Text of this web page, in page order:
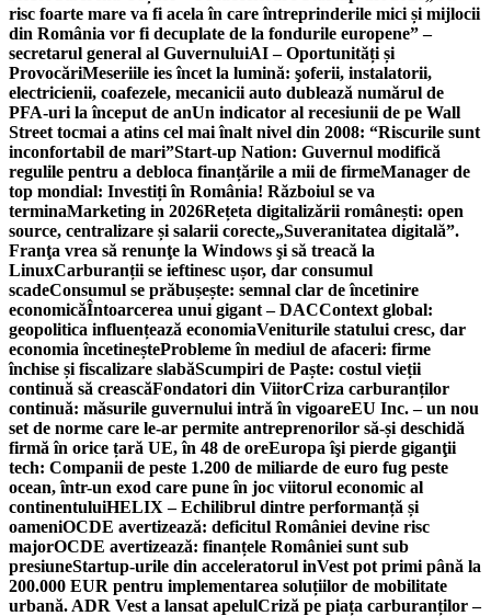
risc foarte mare va fi acela în care întreprinderile mici și mijlocii
din România vor fi decuplate de la fondurile europene” –
secretarul general al GuvernuluiAI – Oportunități și
ProvocăriMeseriile ies încet la lumină: şoferii, instalatorii,
electricienii, coafezele, mecanicii auto dublează numărul de
PFA-uri la început de anUn indicator al recesiunii de pe Wall
Street tocmai a atins cel mai înalt nivel din 2008: “Riscurile sunt
inconfortabil de mari”Start-up Nation: Guvernul modifică
regulile pentru a debloca finanțările a mii de firmeManager de
top mondial: Investiți în România! Războiul se va
terminaMarketing in 2026Rețeta digitalizării românești: open
source, centralizare și salarii corecte„Suveranitatea digitală”.
Franţa vrea să renunţe la Windows şi să treacă la
LinuxCarburanții se ieftinesc ușor, dar consumul
scadeConsumul se prăbușește: semnal clar de încetinire
economicăÎntoarcerea unui gigant – DACContext global:
geopolitica influențează economiaVeniturile statului cresc, dar
economia încetineșteProbleme în mediul de afaceri: firme
închise și fiscalizare slabăScumpiri de Paște: costul vieții
continuă să creascăFondatori din ViitorCriza carburanților
continuă: măsurile guvernului intră în vigoareEU Inc. – un nou
set de norme care le-ar permite antreprenorilor să-și deschidă
firmă în orice țară UE, în 48 de oreEuropa îşi pierde giganţii
tech: Companii de peste 1.200 de miliarde de euro fug peste
ocean, într-un exod care pune în joc viitorul economic al
continentuluiHELIX – Echilibrul dintre performanță și
oameniOCDE avertizează: deficitul României devine risc
majorOCDE avertizează: finanțele României sunt sub
presiuneStartup-urile din acceleratorul inVest pot primi până la
200.000 EUR pentru implementarea soluțiilor de mobilitate
urbană. ADR Vest a lansat apelulCriză pe piața carburanților –